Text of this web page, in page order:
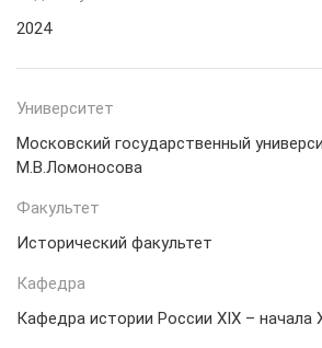
2024
Университет
Московский государственный
М.В.Ломоносова
Факультет
Исторический факультет
Кафедра
Кафедра истории России XIX – начала